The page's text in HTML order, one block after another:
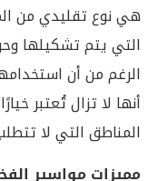
هي نوع تقليدي من
التي يتم تشكيلها
الرغم من أن
أنها لا تزال تُعتبر
المناطق التي لا
مميزات مواسير